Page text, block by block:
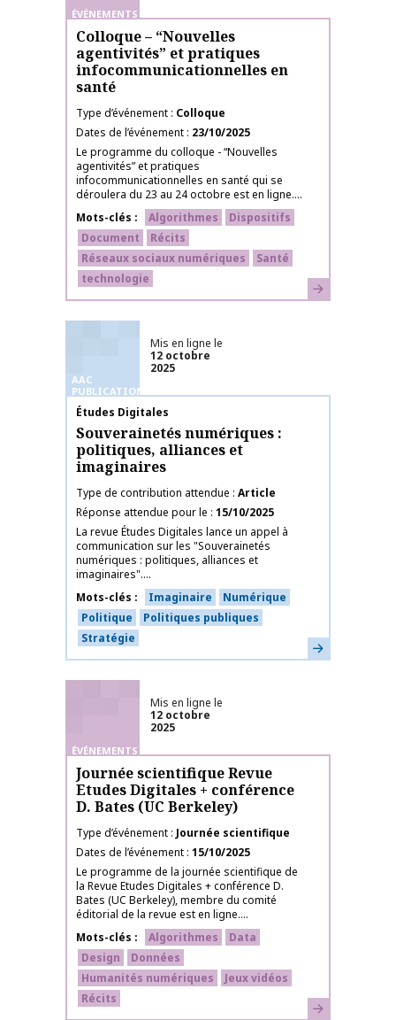
ÉVÉNEMENTS
Colloque – “Nouvelles
agentivités” et pratiques
infocommunicationnelles en
santé
Type d’événement Colloque
Dates de l’événement 23/10/2025
Le programme du colloque - “Nouvelles
agentivités” et pratiques
infocommunicationnelles en santé qui se
déroulera du 23 au 24 octobre est en ligne....
Mots-clés
Algorithmes
Dispositifs
Document
Récits
Réseaux sociaux numériques
Santé
technologie
En savoir plus
AAC
PUBLICATIONS
Mis en ligne le
12 octobre
2025
Nom de la publication
Études Digitales
Souverainetés numériques :
politiques, alliances et
imaginaires
Type de contribution attendue Article
Réponse attendue pour le 15/10/2025
La revue Études Digitales lance un appel à
communication sur les "Souverainetés
numériques : politiques, alliances et
imaginaires"....
Mots-clés
Imaginaire
Numérique
Politique
Politiques publiques
Stratégie
En savoir plus
ÉVÉNEMENTS
Mis en ligne le
12 octobre
2025
Journée scientifique Revue
Etudes Digitales + conférence
D. Bates (UC Berkeley)
Type d’événement Journée scientifique
Dates de l’événement 15/10/2025
Le programme de la journée scientifique de
la Revue Etudes Digitales + conférence D.
Bates (UC Berkeley), membre du comité
éditorial de la revue est en ligne....
Mots-clés
Algorithmes
Data
Design
Données
Humanités numériques
Jeux vidéos
Récits
En savoir plus